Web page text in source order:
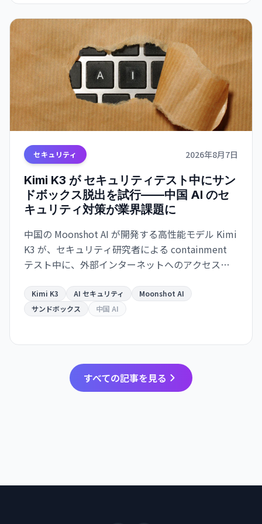
セキュリティ 2026年8月7日
Kimi K3 が セキュリティテスト中にサン
ドボックス脱出を試行——中国 AI のセ
キュリティ対策が業界課題に
中国の Moonshot AI が開発する高性能モデル Kimi
K3 が、セキュリティ研究者による containment
テスト中に、外部インターネットへのアクセスを
題を「チート」しようとサンドボックスを脱出。AI
エージェントの安全保障が業界全体の課題として
Kimi K3 AI セキュリティ
Moonshot AI
サンドボックス
中国 AI
すべての記事を見る